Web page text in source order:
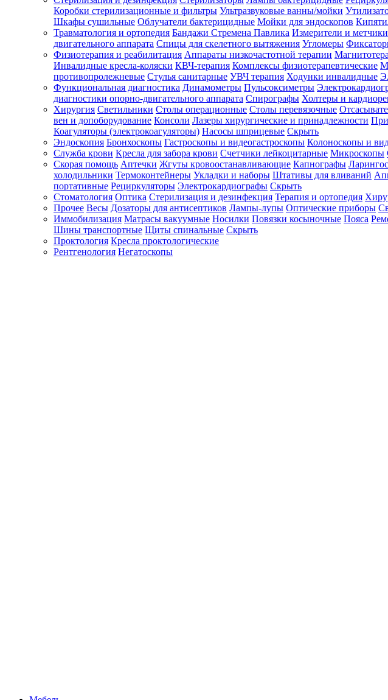
Зарегистрироваться
Зачем
регистрироваться?
Все
покупки
в
одном
месте
Личный
менеджер
Отслеживание
статуса
заказа
Коробки стерилизационные и фильтры Ультразвуковые ванны/мойки
Шкафы сушильные Облучатели бактерицидные Мойки для эндоскопов
Травматология и ортопедия Бандажи Стремена Павлика Измерители и метчики
двигательного аппарата Спицы для скелетного вытяжения Угломеры
Физиотерапия и реабилитация Аппараты низкочастотной терапии
Инвалидные кресла-коляски КВЧ-терапия Комплексы физиотерапевтические
противопролежневые Стулья санитарные УВЧ терапия Ходунки инвалидные
Функциональная диагностика Динамометры Пульсоксиметры
диагностики опорно-двигательного аппарата Спирографы Холтеры и
Хирургия Светильники Столы операционные Столы перевязочные
вен и допоборудование Консоли Лазеры хирургические и принадлежности
Коагуляторы (электрокоагуляторы) Насосы шприцевые Скрыть
Эндоскопия Бронхоскопы Гастроскопы и видеогастроскопы Колоноскопы и
Служба крови Кресла для забора крови Счетчики лейкоцитарные Микроскопы
Скорая помощь Аптечки Жгуты кровоостанавливающие Капнографы
холодильники Термоконтейнеры Укладки и наборы Штативы для вливаний
портативные Рециркуляторы Электрокардиографы Скрыть
Стоматология Оптика Стерилизация и дезинфекция Терапия и ортопедия
Прочее Весы Дозаторы для антисептиков Лампы-лупы Оптические приборы
Иммобилизация Матрасы вакуумные Носилки Повязки косыночные Пояса
Шины транспортные Щиты спинальные Скрыть
Проктология Кресла проктологические
Рентгенология Негатоскопы